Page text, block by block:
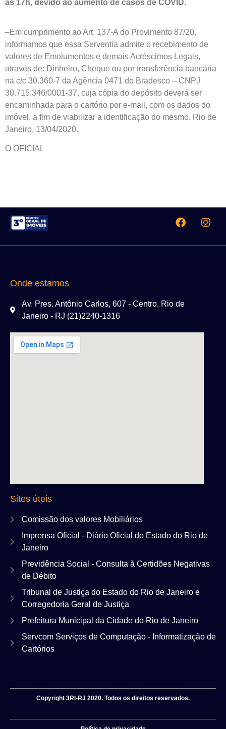
às 17h, devido ao aumento de casos de COVID.
–Em cumprimento ao Art. 137-A do Provimento 87/20,
informamos que essa Serventia admite o recebimento de
valores de Emolumentos e demais Acréscimos Legais,
através de: Dinheiro, Cheque ou por transferência bancária
na c/c 30.360-7 da Agência 0471 do Bradesco – CNPJ
30.715.346/0001-37, cuja cópia do depósito deverá ser
encaminhada para o cartório por e-mail, com os dados do
imóvel, a fim de viabilizar a identificação do mesmo. Rio de
Janeiro, 13/04/2020.
O OFICIAL
Onde estamos
Av. Pres. Antônio Carlos, 607 - Centro, Rio de
Janeiro - RJ (21)2240-1316
Sites úteis
Comissão dos valores Mobiliários
Imprensa Oficial - Diário Oficial do Estado do Rio de
Janeiro
Previdência Social - Consulta à Certidões Negativas
de Débito
Tribunal de Justiça do Estado do Rio de Janeiro e
Corregedoria Geral de Justiça
Prefeitura Municipal da Cidade do Rio de Janeiro
Servcom Serviços de Computação - Informatização de
Cartórios
Copyright 3RI-RJ 2020. Todos os direitos reservados.